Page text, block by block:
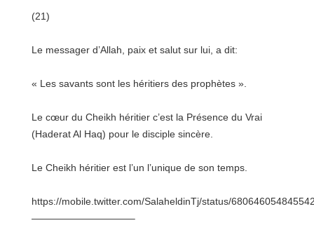
(21)
Le messager d’Allah, paix et salut sur lui, a dit:
« Les savants sont les héritiers des prophètes ».
Le cœur du Cheikh héritier c’est la Présence du Vrai
(Haderat Al Haq) pour le disciple sincère.
Le Cheikh héritier est l’un l’unique de son temps.
https://mobile.twitter.com/SalaheldinTj/status/
——————————–